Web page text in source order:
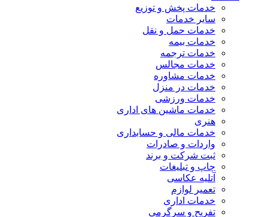
خدمات پخش و توزیع
سایر خدمات
خدمات حمل و نقل
خدمات بیمه
خدمات ترجمه
خدمات مجالس
خدمات مشاوره
خدمات در منزل
خدمات ورزشی
خدمات ماشین های اداری
هنری
خدمات مالی و حسابداری
واردات و صادرات
ثبت شرکت و برند
چاپ و تبلیغات
آتلیه عکاسی
تعمیر لوازم
خدمات اداری
تفریح و سرگرمی